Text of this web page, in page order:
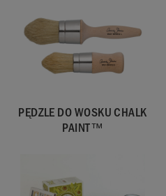
PĘDZLE DO WOSKU CHALK
PAINT™